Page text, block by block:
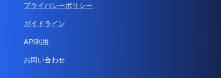
プライバシーポリシー
ガイドライン
API利用
お問い合わせ